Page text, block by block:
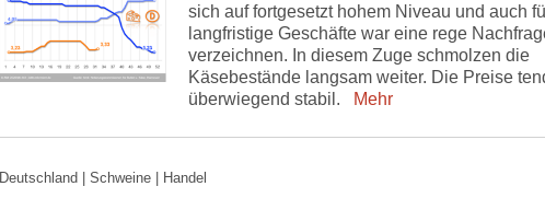
sich auf fortgesetzt hohem Niveau und auch
langfristige Geschäfte war eine rege
verzeichnen. In diesem Zuge schmolzen die
Käsebestände langsam weiter. Die Preise
überwiegend stabil.
Mehr
Deutschland | Schweine | Handel